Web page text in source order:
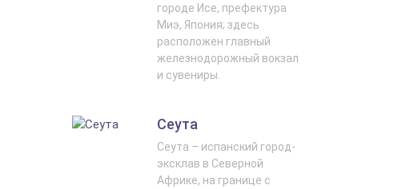
городе Исе, префектура
Миэ, Япония; здесь
расположен главный
железнодорожный вокзал
и сувениры.
Сеута
Сеута – испанский город-
эксклав в Северной
Африке, на границе с